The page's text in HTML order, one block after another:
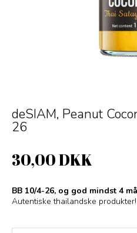
deSIAM, Peanut
26
30,00 DKK
BB 10/4-26, og god mindst 4
Autentiske thailandske produkter!